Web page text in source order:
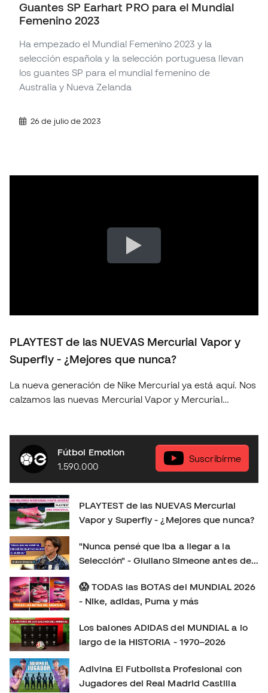
Guantes SP Earhart PRO para el Mundial
Femenino 2023
Ha empezado el Mundial Femenino 2023 y la
selección española y la selección portuguesa llevan
los guantes SP para el mundial femenino de
Australia y Nueva Zelanda
26 de julio de 2023
PLAYTEST de las NUEVAS Mercurial Vapor y
Superfly - ¿Mejores que nunca?
La nueva generación de Nike Mercurial ya está aquí. Nos
calzamos las nuevas Mercurial Vapor y Mercurial
respecto a la generación anterior. En este playtest
analizamos: 👟 Ajuste y comodidad. ⚽ Sensaciones con
el balón. 🚀 Tracción, aceleración y cambios de ritmo. 🔍
Todas las novedades de esta nueva generación. 🤔
¿Merecen la pena? ¿Cuál elegir: Vapor o Superfly?
Déjanos en los comentarios tu opinión: ¿Eres más de
Mercurial Vapor o de Mercurial Superfly? 👇 Consíguelas
aquí:
https://www.futbolemotion.com/es/categoria/botas-de-
futbol/nike/linea-mercurial-velocidad Síguenos para no
perderte más playtests, comparativas y reviews de las
últimas botas de fútbol: Instagram:
https://www.tiktok.com/@futbolemotion X:
https://x.com/futbolemotion #Mercurial #NikeFootball
#MercurialVapor #MercurialSuperfly #BotasDeFútbol
#Playtest #Review #futbolemotion #botasdefutbol
#futbol #nikemercurial soloporteros_portada_es _es
Fútbol Emotion
1.590.000
Suscribírme
PLAYTEST de las NUEVAS Mercurial
Vapor y Superfly - ¿Mejores que nunca?
"Nunca pensé que iba a llegar a la
Selección" - Giuliano Simeone antes de
😱 TODAS las BOTAS del MUNDIAL 2026
- Nike, adidas, Puma y más
Los balones ADIDAS del MUNDIAL a lo
largo de la HISTORIA - 1970–2026
Adivina El Futbolista Profesional con
Jugadores del Real Madrid Castilla